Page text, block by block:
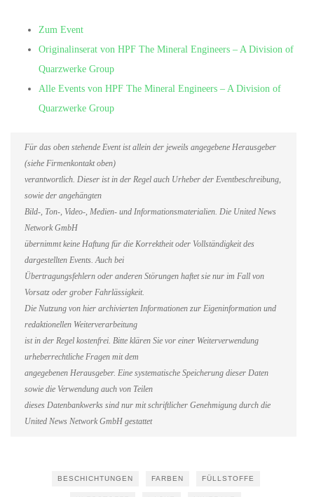
Zum Event
Originalinserat von HPF The Mineral Engineers – A Division of
Quarzwerke Group
Alle Events von HPF The Mineral Engineers – A Division of
Quarzwerke Group
Für das oben stehende Event ist allein der jeweils angegebene Herausgeber
(siehe Firmenkontakt oben)
verantwortlich. Dieser ist in der Regel auch Urheber der Eventbeschreibung,
sowie der angehängten
Bild-, Ton-, Video-, Medien- und Informationsmaterialien. Die United News
Network GmbH
übernimmt keine Haftung für die Korrektheit oder Vollständigkeit des
dargestellten Events. Auch bei
Übertragungsfehlern oder anderen Störungen haftet sie nur im Fall von
Vorsatz oder grober Fahrlässigkeit.
Die Nutzung von hier archivierten Informationen zur Eigeninformation und
redaktionellen Weiterverarbeitung
ist in der Regel kostenfrei. Bitte klären Sie vor einer Weiterverwendung
urheberrechtliche Fragen mit dem
angegebenen Herausgeber. Eine systematische Speicherung dieser Daten
sowie die Verwendung auch von Teilen
dieses Datenbankwerks sind nur mit schriftlicher Genehmigung durch die
United News Network GmbH gestattet
BESCHICHTUNGEN FARBEN FÜLLSTOFFE